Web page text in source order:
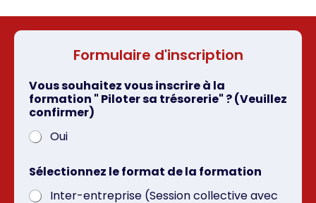
Formulaire d'inscription
Vous souhaitez vous inscrire à la
formation " Piloter sa trésorerie" ? (Veuillez
confirmer)
Oui
Sélectionnez le format de la formation
Inter-entreprise (Session collective avec